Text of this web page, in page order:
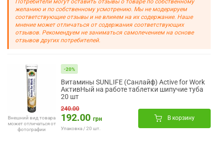
Потребители могут оставить отзывы о товаре по собственному
желанию и по собственному усмотрению. Мы не модерируем
соответствующие отзывы и не влияем на их содержание. Наше
мнение может отличаться от содержания соответствующих
отзывов. Рекомендуем не заниматься самолечением на основе
отзывов других потребителей.
Внешний вид товара
может отличаться от
фотографии
-20%
Витамины SUNLIFE (Санлайф) Active for Work
АктивНый на работе таблетки шипучие туба
20 шт
240.00
192.00 грн
Упаковка / 20 шт.
В корзину